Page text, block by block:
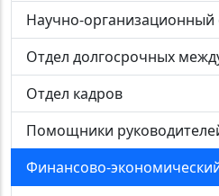
Научно-организационный
Отдел долгосрочных
Отдел кадров
Помощники
Финансово-